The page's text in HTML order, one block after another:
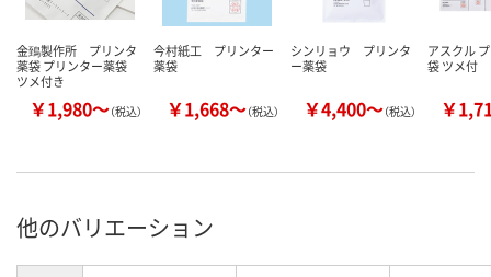
金鵄製作所 プリンタ
薬袋 プリンター薬袋
ツメ付き
￥1,980～（税込）
今村紙工 プリンター
薬袋
￥1,668～（税込）
シンリョウ プリンタ
ー薬袋
￥4,400～（税込）
アスクル
袋 ツメ付
￥
他のバリエーション